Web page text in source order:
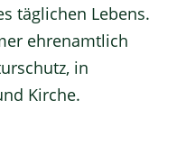
täglichen Lebens.
ehrenamtlich
in
Kirche.